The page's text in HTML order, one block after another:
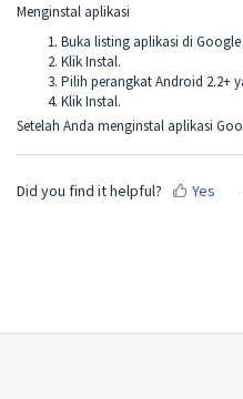
Menginstal aplikasi
Buka listing aplikasi di Google
Klik Instal.
Pilih perangkat Android 2.2+
Klik Instal.
Setelah Anda menginstal aplikasi
Did you find it helpful? Yes